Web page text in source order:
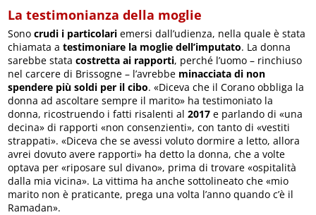
La testimonianza della moglie
Sonocrudi i particolari emersi dall’udienza, nella quale è stata
chiamata atestimoniare la moglie dell’imputato. La donna
sarebbe statacostretta ai rapporti, perché l’uomo – rinchiuso
nel carcere di Brissogne – l’avrebbe minacciata di non
spendere più soldi per il cibo. «Diceva che il Corano obbliga la
donna ad ascoltare sempre il marito» ha testimoniato la
donna, ricostruendo i fatti risalenti al2017 e parlando di «una
decina» di rapporti «non consenzienti», con tanto di «vestiti
strappati». «Diceva che se avessi voluto dormire a letto, allora
avrei dovuto avere rapporti» ha detto la donna, che a volte
optava per «riposare sul divano», prima di trovare «ospitalità
dalla mia vicina». La vittima ha anche sottolineato che «mio
marito non è praticante, prega una volta l’anno quando c’è il
Ramadan».